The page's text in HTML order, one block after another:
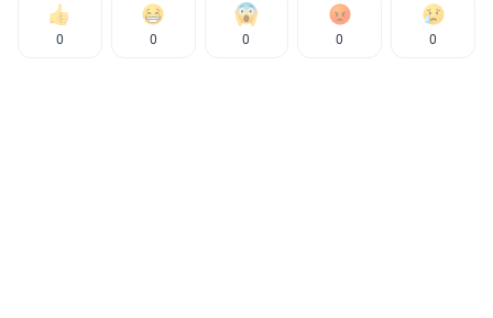
0 0 0 0 0